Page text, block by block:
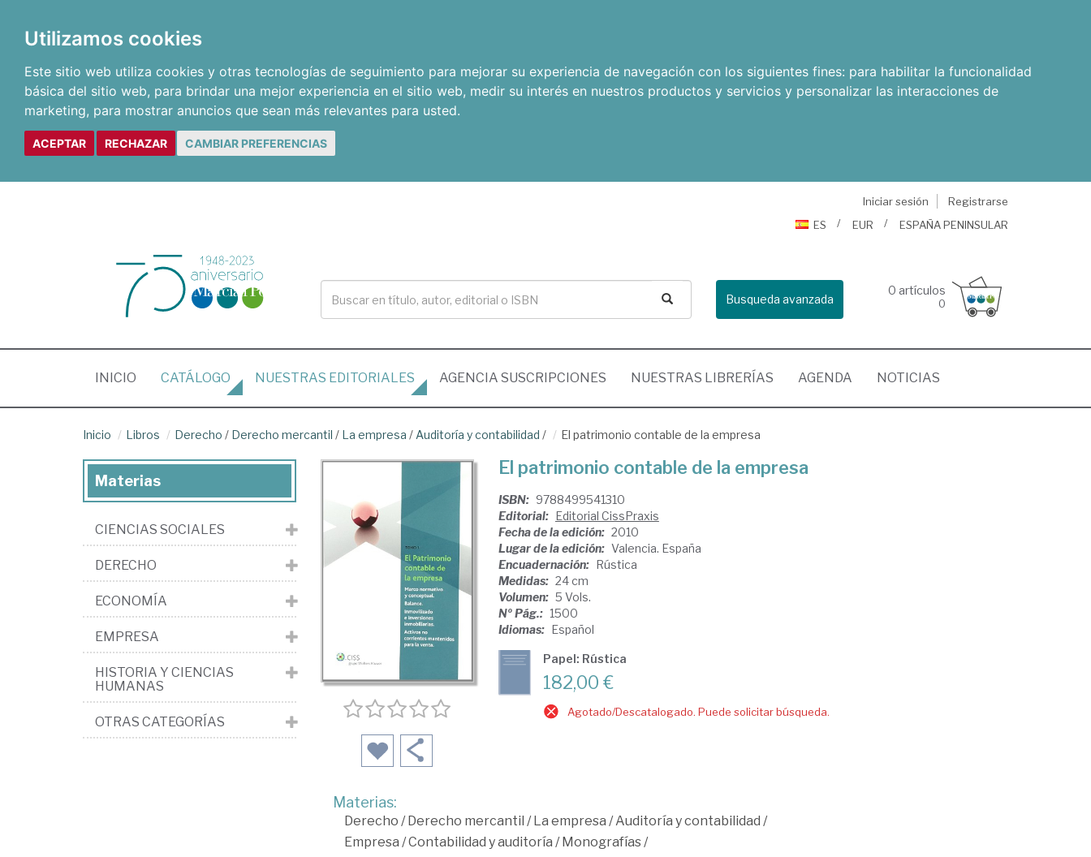
Utilizamos cookies
Este sitio web utiliza cookies y otras tecnologías de seguimiento para mejorar su experiencia de navegación con los siguientes fines: para habilitar la funcionalidad
básica del sitio web, para brindar una mejor experiencia en el sitio web, medir su interés en nuestros productos y servicios y personalizar las interacciones de
marketing, para mostrar anuncios que sean más relevantes para usted.
ACEPTAR RECHAZAR CAMBIAR PREFERENCIAS
Iniciar sesión
Registrarse
ES
EUR ESPAÑA PENINSULAR
Busqueda avanzada
0 artículos
0
INICIO (CURRENT)
CATÁLOGO NUESTRAS EDITORIALES AGENCIA SUSCRIPCIONES NUESTRAS LIBRERÍAS AGENDA NOTICIAS
Inicio Libros Derecho / Derecho mercantil / La empresa / Auditoría y contabilidad / El patrimonio contable de la empresa
El patrimonio contable de la empresa
ISBN: 9788499541310
Editorial: Editorial CissPraxis
Fecha de la edición: 2010
Lugar de la edición: Valencia. España
Encuadernación: Rústica
Medidas: 24 cm
Volumen: 5 Vols.
Nº Pág.: 1500
Idiomas: Español
Papel: Rústica
182,00 €
Agotado/Descatalogado. Puede solicitar búsqueda.
Materias:
Derecho / Derecho mercantil / La empresa /Auditoría y contabilidad /
Empresa /Contabilidad y auditoría / Monografías/
Materias
CIENCIAS SOCIALES
DERECHO
ECONOMÍA
EMPRESA
HISTORIA Y CIENCIAS
HUMANAS
OTRAS CATEGORÍAS